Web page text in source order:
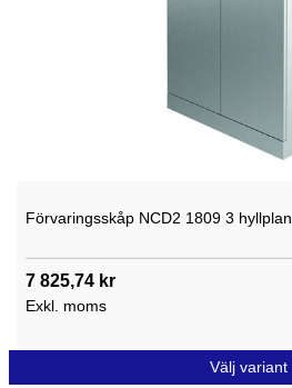
Förvaringsskåp NCD2 1809 3 hyllplan
7 825,74 kr
Exkl. moms
Välj variant